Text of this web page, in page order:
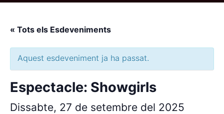
« Tots els Esdeveniments
Aquest esdeveniment ja ha passat.
Espectacle: Showgirls
Dissabte, 27 de setembre del 2025